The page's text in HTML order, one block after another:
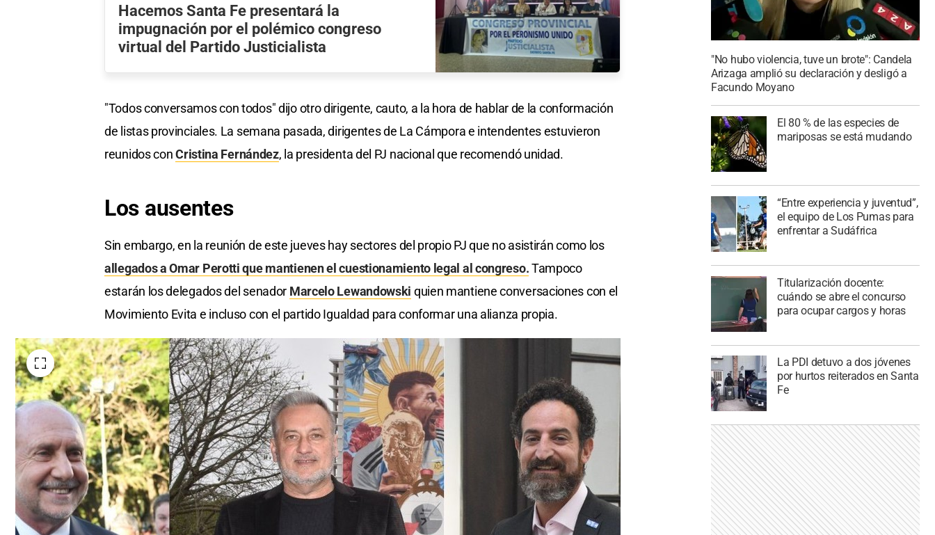
Hacemos Santa Fe presentará la
impugnación por el polémico congreso
virtual del Partido Justicialista
"Todos conversamos con todos" dijo otro dirigente, cauto, a la hora de hablar de la conformación
de listas provinciales. La semana pasada, dirigentes de La Cámpora e intendentes estuvieron
reunidos conCristina Fernández, la presidenta del PJ nacional que recomendó unidad.
Los ausentes
Sin embargo, en la reunión de este jueves hay sectores del propio PJ que no asistirán como los
allegados a Omar Perotti que mantienen el cuestionamiento legal al congreso.Tampoco
estarán los delegados del senador Marcelo Lewandowski quien mantiene conversaciones con el
Movimiento Evita e incluso con el partido Igualdad para conformar una alianza propia.
"No hubo violencia, tuve un brote": Candela
Arizaga amplió su declaración y desligó a
Facundo Moyano
El 80 % de las especies de
mariposas se está mudando
“Entre experiencia y juventud”,
el equipo de Los Pumas para
enfrentar a Sudáfrica
Titularización docente:
cuándo se abre el concurso
para ocupar cargos y horas
La PDI detuvo a dos jóvenes
por hurtos reiterados en Santa
Fe